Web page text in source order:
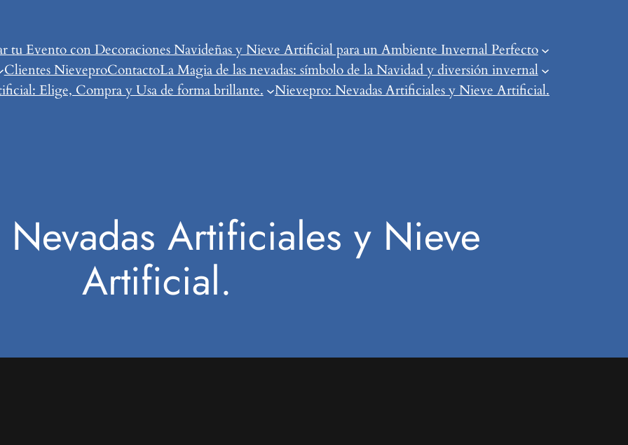
tu Evento con Decoraciones Navideñas y Nieve Artificial para un Ambiente Invernal Perfecto
Clientes NieveproContactoLa Magia de las nevadas: símbolo de la Navidad y diversión invernal
Elige, Compra y Usa de forma brillante.
Nievepro: Nevadas Artificiales y Nieve Artificial.
Artificiales y Nieve
Artificial.